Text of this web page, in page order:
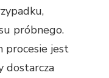
próbnego.
procesie jest
dostarcza